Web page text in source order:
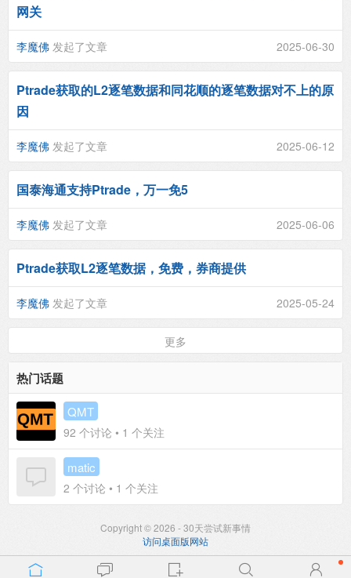
网关
李魔佛 发起了文章 2025-06-30
Ptrade获取的L2逐笔数据和同花顺的逐笔数据对不上的原
因
李魔佛 发起了文章 2025-06-12
国泰海通支持Ptrade，万一免5
李魔佛 发起了文章 2025-06-06
Ptrade获取L2逐笔数据，免费，券商提供
李魔佛 发起了文章 2025-05-24
更多
热门话题
QMT
92 个讨论 • 1 个关注
matic
2 个讨论 • 1 个关注
Copyright © 2026 - 30天尝试新事情
访问桌面版网站